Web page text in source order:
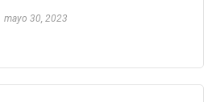
mayo 30, 2023